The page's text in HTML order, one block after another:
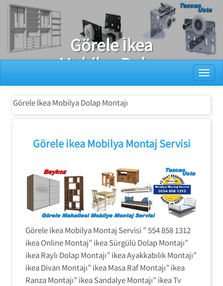
Ray Dolap Tamiri
Görele İkea
Mobilya Dolap
Montajı
Görele İkea Mobilya Dolap Montajı
Görele ikea Mobilya Montaj Servisi
Görele ikea Mobilya Montaj Servisi ” 554 858 1312
ikea Online Montaj” ikea Sürgülü Dolap Montajı”
ikea Raylı Dolap Montajı” ikea Ayakkabılık Montajı”
ikea Divan Montajı” ikea Masa Raf Montajı” ikea
Ranza Montajı” ikea Sandalye Montajı” ikea Tv